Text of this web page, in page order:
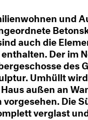
und
auch die
Der im
des
Umhüllt
außen an
Die
verglast